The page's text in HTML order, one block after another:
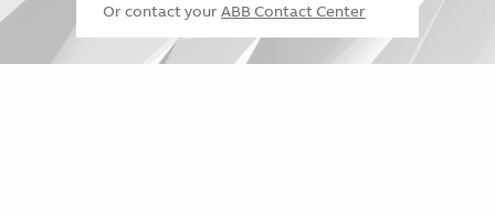
Or contact your ABB Contact Center